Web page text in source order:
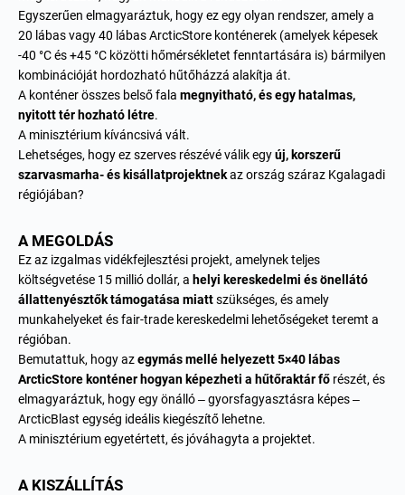
Egyszerűen elmagyaráztuk, hogy ez egy olyan rendszer, amely a
20 lábas vagy 40 lábas ArcticStore konténerek (amelyek képesek
-40 °C és +45 °C közötti hőmérsékletet fenntartására is) bármilyen
kombinációját hordozható hűtőházzá alakítja át.
A konténer összes belső fala megnyitható, és egy hatalmas,
nyitott tér hozható létre.
A minisztérium kíváncsivá vált.
Lehetséges, hogy ez szerves részévé válik egyúj, korszerű
szarvasmarha- és kisállatprojektnekaz ország száraz Kgalagadi
régiójában?
A MEGOLDÁS
Ez az izgalmas vidékfejlesztési projekt, amelynek teljes
költségvetése 15 millió dollár, a helyi kereskedelmi és önellátó
állattenyésztők támogatása miattszükséges, és amely
munkahelyeket és fair-trade kereskedelmi lehetőségeket teremt a
régióban.
Bemutattuk, hogy azegymás mellé helyezett 5×40 lábas
ArcticStore konténer hogyan képezheti a hűtőraktár fő részét, és
elmagyaráztuk, hogy egy önálló – gyorsfagyasztásra képes –
ArcticBlast egység ideális kiegészítő lehetne.
A minisztérium egyetértett, és jóváhagyta a projektet.
A KISZÁLLÍTÁS